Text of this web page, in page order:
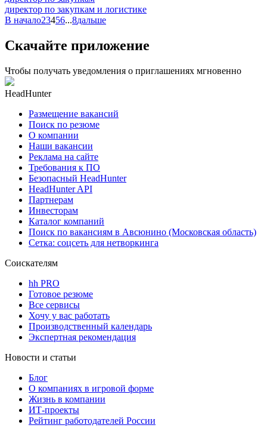
директор по закупкам и логистике
В начало23456...8дальше
Скачайте приложение
Чтобы получать уведомления о приглашениях мгновенно
HeadHunter
Размещение вакансий
Поиск по резюме
О компании
Наши вакансии
Реклама на сайте
Требования к ПО
Безопасный HeadHunter
HeadHunter API
Партнерам
Инвесторам
Каталог компаний
Поиск по вакансиям в Авсюнино (Московская область)
Сетка: соцсеть для нетворкинга
Соискателям
hh PRO
Готовое резюме
Все сервисы
Хочу у вас работать
Производственный календарь
Экспертная рекомендация
Новости и статьи
Блог
О компаниях в игровой форме
Жизнь в компании
ИТ-проекты
Рейтинг работодателей России